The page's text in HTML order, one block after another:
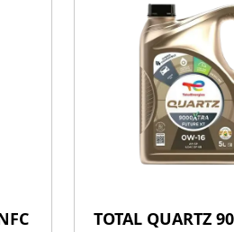
TOTAL QUARTZ